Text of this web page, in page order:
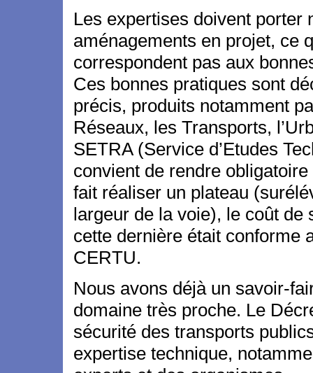
Les expertises doivent porter
aménagements en projet, ce
correspondent pas aux
Ces bonnes pratiques sont
précis, produits notamment
Réseaux, les Transports,
SETRA (Service d’Etudes
convient de rendre
fait réaliser un plateau
largeur de la voie), le coût
cette dernière était conforme
CERTU.
Nous avons déjà un savoir-
domaine très proche. Le
sécurité des transports
expertise technique,